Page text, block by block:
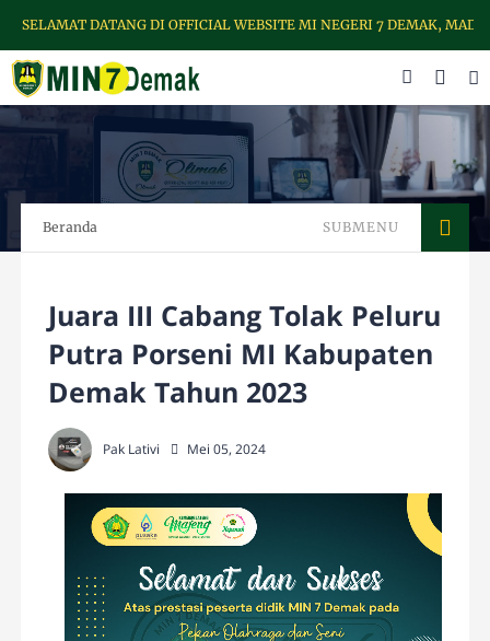
SELAMAT DATANG DI OFFICIAL WEBSITE MI NEGERI 7 DEMAK,
Beranda SUBMENU
Juara III Cabang Tolak Peluru
Putra Porseni MI Kabupaten
Demak Tahun 2023
Pak Lativi Mei 05, 2024